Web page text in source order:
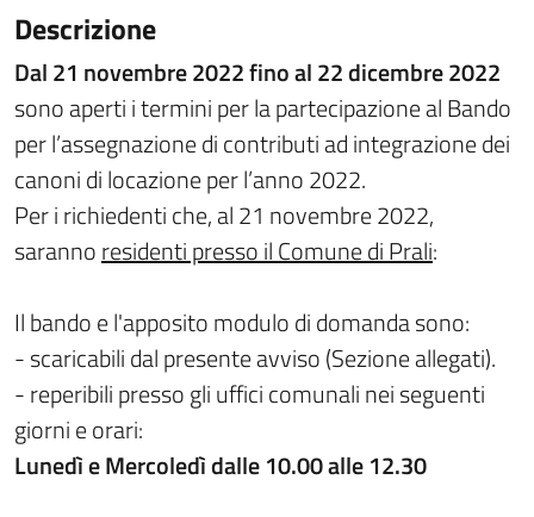
Descrizione
Dal 21 novembre 2022 fino al 22 dicembre 2022
sono aperti i termini per la partecipazione al Bando
per l’assegnazione di contributi ad integrazione dei
canoni di locazione per l’anno 2022.
Per i richiedenti che, al 21 novembre 2022,
sarannoresidenti presso il Comune di Prali:
Il bando e l'apposito modulo di domanda sono:
- scaricabili dal presente avviso (Sezione allegati).
- reperibili presso gli uffici comunali nei seguenti
giorni e orari:
Lunedì e Mercoledì dalle 10.00 alle 12.30